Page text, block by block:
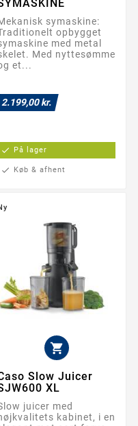
symaskine:
opbygget
med metal
Med nyttesømme
et...
2.199,00 kr.
check På lager
check Køb & afhent

Slow Juicer
XL
juicer med
kabinet, i en